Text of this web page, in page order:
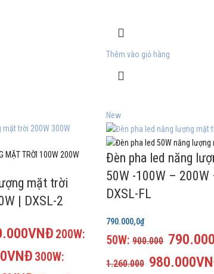
Thêm vào giỏ hàng
mặt trời
| DXSL-2
200W:
300W:
New
Đèn pha led năng
50W -100W – 200W
DXSL-FL
790.000,0₫
50W: 900.000
1.260.000